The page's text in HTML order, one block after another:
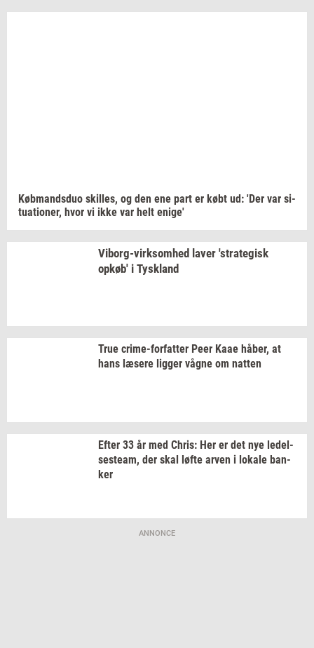
Køb­mands­duo skil­les, og den ene part er købt ud: 'Der var si­
tu­a­tio­ner, hvor vi ikke var helt enige'
Viborg-​virksomhed laver 'stra­te­gisk
opkøb' i Tys­kland
True crime-​forfatter Peer Kaae håber, at
hans læ­se­re lig­ger vågne om nat­ten
Efter 33 år med Chris: Her er det nye le­del­
ses­team, der skal løfte arven i lo­ka­le ban­
ker
ANNONCE